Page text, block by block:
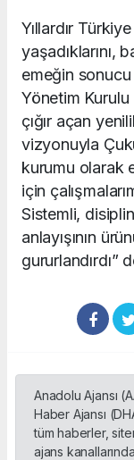
Yıllardır
yaşadıklarını,
emeğin
Yönetim Kurulu
çığır açan
vizyonuyla
kurumu olarak
için
Sistemli,
anlayışının
gururlandırdı”
Anadolu Ajansı
Haber Ajansı
tüm haberler,
ajans